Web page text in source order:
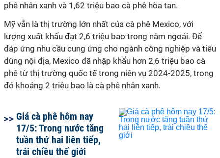
phê nhân xanh và 1,62 triệu bao cà phê hòa tan.
Mỹ vẫn là thị trường lớn nhất của cà phê Mexico, với
lượng xuất khẩu đạt 2,6 triệu bao trong năm ngoái. Để
đáp ứng nhu cầu cung ứng cho ngành công nghiệp và tiêu
dùng nội địa, Mexico đã nhập khẩu hơn 2,6 triệu bao cà
phê từ thị trường quốc tế trong niên vụ 2024-2025, trong
đó khoảng 2 triệu bao là cà phê nhân xanh.
Giá cà phê hôm nay
17/5: Trong nước tăng
tuần thứ hai liên tiếp,
trái chiều thế giới